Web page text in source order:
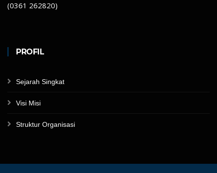
(0361 262820)
PROFIL
Sejarah Singkat
Visi Misi
Struktur Organisasi